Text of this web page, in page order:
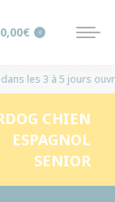
0,00€ 0
Livraison dans
CHIEN
ESPAGNOL
SENIOR